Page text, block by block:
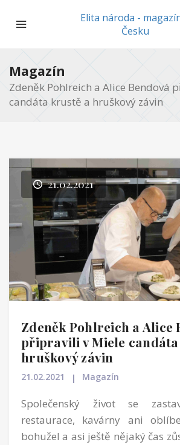
Elita národa -
Česku
Magazín
Zdeněk Pohlreich a Alice Bendová
candáta krustě a hruškový závin
21.02.2021
Zdeněk Pohlreich a Alice
připravili v Miele
hruškový závin
21.02.2021 Magazín
Společenský život se
restaurace, kavárny ani
bohužel a asi ještě nějaký čas